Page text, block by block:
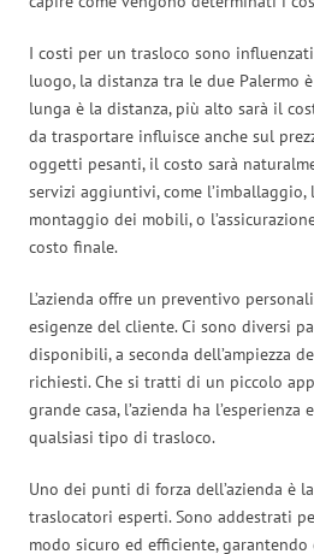
I costi per un trasloco sono
luogo, la distanza tra le due Palermo
lunga è la distanza, più alto sarà il
da trasportare influisce anche sul
oggetti pesanti, il costo sarà
servizi aggiuntivi, come
montaggio dei mobili, o
costo finale.
L’azienda offre un preventivo
esigenze del cliente. Ci sono diversi
disponibili, a seconda dell’ampiezza
richiesti. Che si tratti di un piccolo
grande casa, l’azienda ha
qualsiasi tipo di trasloco.
Uno dei punti di forza dell’azienda è
traslocatori esperti. Sono addestrati
modo sicuro ed efficiente,